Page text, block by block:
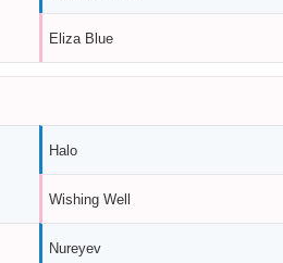
Eliza Blue
Halo
Wishing Well
Nureyev